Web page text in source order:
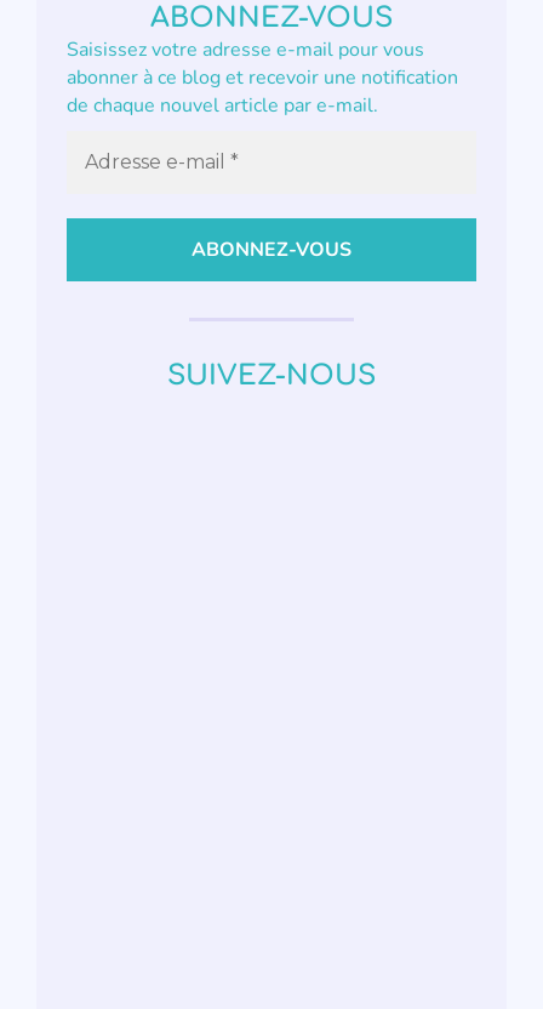
ABONNEZ-VOUS
Saisissez votre adresse e-mail pour vous
abonner à ce blog et recevoir une notification
de chaque nouvel article par e-mail.
SUIVEZ-NOUS